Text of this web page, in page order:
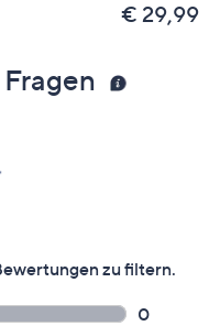
€ 29,99